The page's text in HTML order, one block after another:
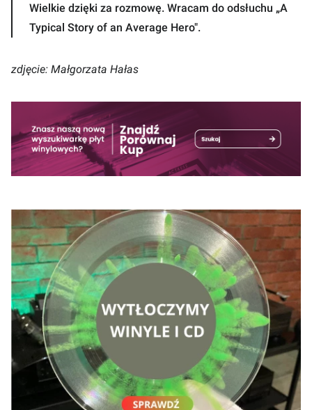
Wielkie dzięki za rozmowę. Wracam do odsłuchu „A
Typical Story of an Average Hero".
zdjęcie: Małgorzata Hałas